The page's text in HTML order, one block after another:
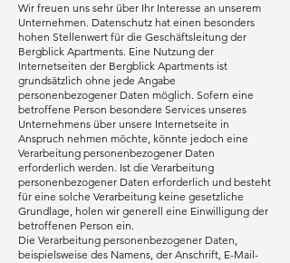
Wir freuen uns sehr über Ihr Interesse an unserem
Unternehmen. Datenschutz hat einen besonders
hohen Stellenwert für die Geschäftsleitung der
Bergblick Apartments. Eine Nutzung der
Internetseiten der Bergblick Apartments ist
grundsätzlich ohne jede Angabe
personenbezogener Daten möglich. Sofern eine
betroffene Person besondere Services unseres
Unternehmens über unsere Internetseite in
Anspruch nehmen möchte, könnte jedoch eine
Verarbeitung personenbezogener Daten
erforderlich werden. Ist die Verarbeitung
personenbezogener Daten erforderlich und besteht
für eine solche Verarbeitung keine gesetzliche
Grundlage, holen wir generell eine Einwilligung der
betroffenen Person ein.
Die Verarbeitung personenbezogener Daten,
beispielsweise des Namens, der Anschrift, E-Mail-